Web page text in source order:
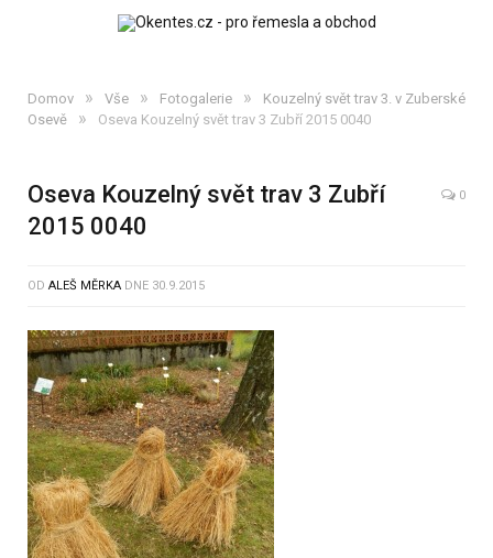
Domov » Vše » Fotogalerie »
Kouzelný svět trav 3. v Zuberské
Osevě
» Oseva Kouzelný svět trav 3 Zubří 2015 0040
Oseva Kouzelný svět trav 3 Zubří
2015 0040
0
OD ALEŠ MĚRKA DNE 30.9.2015